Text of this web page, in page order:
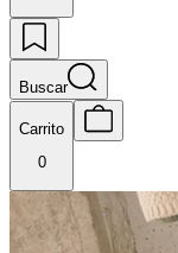
Buscar
Carrito
0